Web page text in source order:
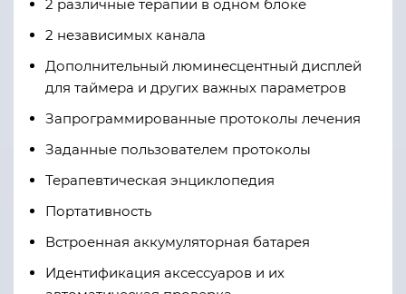
2 различные терапии в одном блоке
2 независимых канала
Дополнительный люминесцентный дисплей
для таймера и других важных параметров
Запрограммированные протоколы лечения
Заданные пользователем протоколы
Терапевтическая энциклопедия
Портативность
Встроенная аккумуляторная батарея
Идентификация аксессуаров и их